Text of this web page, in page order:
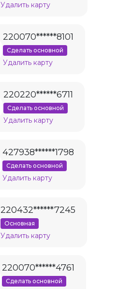
Удалить карту
220070******8101
Сделать основной
Удалить карту
220220******6711
Сделать основной
Удалить карту
427938******1798
Сделать основной
Удалить карту
220432******7245
Основная
Удалить карту
220070******4761
Сделать основной